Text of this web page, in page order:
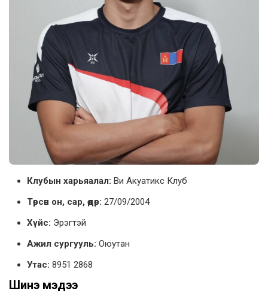
Клубын харьяалал: Ви Акуатикс Клуб
Төрсөн он, сар, өдөр: 27/09/2004
Хүйс: Эрэгтэй
Ажил сургууль: Оюутан
Утас: 8951 2868
Шинэ мэдээ